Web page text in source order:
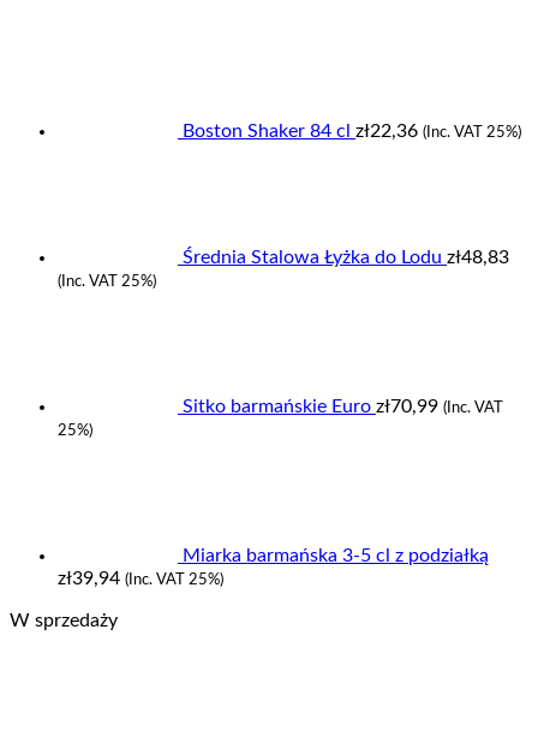
Boston Shaker 84 cl zł22,36 (Inc. VAT 25%)
Średnia Stalowa Łyżka do Lodu zł48,83
(Inc. VAT 25%)
Sitko barmańskie Euro zł70,99 (Inc. VAT
25%)
Miarka barmańska 3-5 cl z podziałką
zł39,94 (Inc. VAT 25%)
W sprzedaży